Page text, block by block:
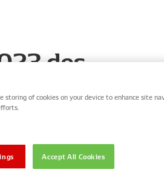
des
de
au
storing of cookies on your device to enhance site
Accept All Cookies